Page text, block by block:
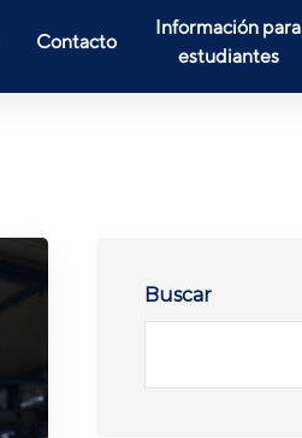
Contacto
Información para
estudiantes
Buscar